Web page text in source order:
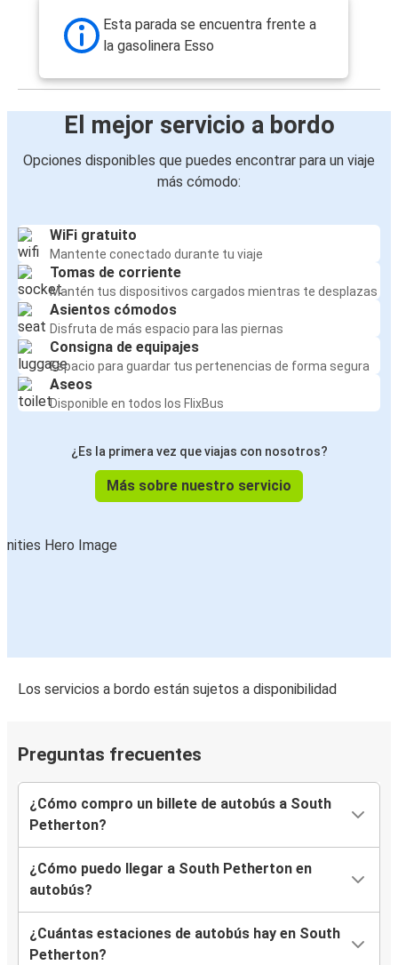
Esta parada se encuentra frente a
la gasolinera Esso
El mejor servicio a bordo
Opciones disponibles que puedes encontrar para un viaje
más cómodo:
WiFi gratuito
Mantente conectado durante tu viaje
Tomas de corriente
Mantén tus dispositivos cargados mientras te desplazas
Asientos cómodos
Disfruta de más espacio para las piernas
Consigna de equipajes
Espacio para guardar tus pertenencias de forma segura
Aseos
Disponible en todos los FlixBus
¿Es la primera vez que viajas con nosotros?
Más sobre nuestro servicio
Los servicios a bordo están sujetos a disponibilidad
Preguntas frecuentes
¿Cómo compro un billete de autobús a South
Petherton?
¿Cómo puedo llegar a South Petherton en
autobús?
¿Cuántas estaciones de autobús hay en South
Petherton?